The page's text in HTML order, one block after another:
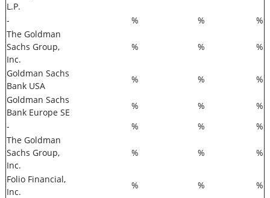
L.P.
- % %
%
The Goldman
Sachs Group,
Inc.
% % %
Goldman Sachs
Bank USA
% %
%
Goldman Sachs
Bank Europe SE
% %
%
-
% %
%
The Goldman
Sachs Group,
Inc.
% % %
Folio Financial,
Inc.
% %
%